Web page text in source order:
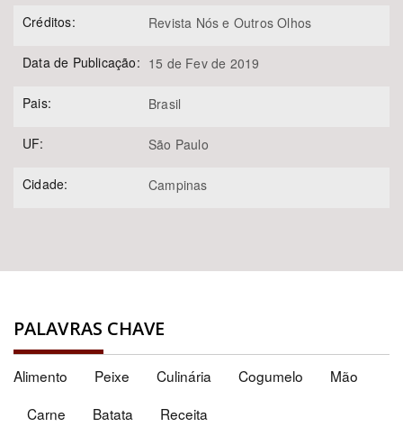
Créditos: Revista Nós e Outros Olhos
Data de Publicação: 15 de Fev de 2019
Pais: Brasil
UF: São Paulo
Cidade: Campinas
PALAVRAS CHAVE
Alimento Peixe Culinária Cogumelo
Mão
Carne
Batata Receita